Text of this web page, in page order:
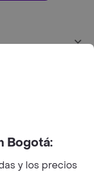
Bogotá:
y los precios